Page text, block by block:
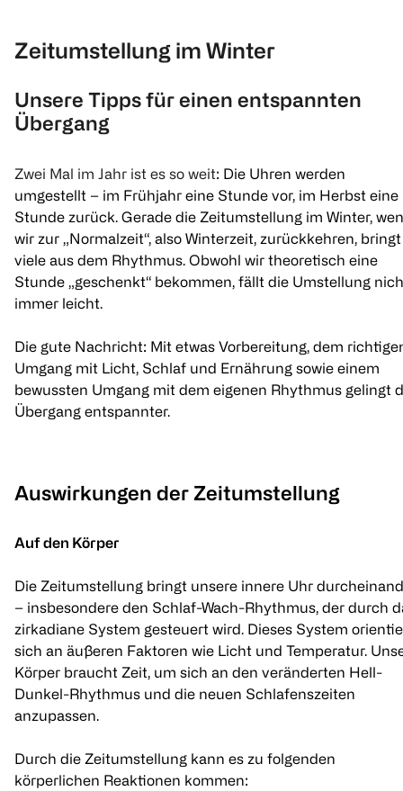
Zeitumstellung im Winter
Unsere Tipps für einen entspannten
Übergang
Zwei Mal im Jahr ist es so weit: Die Uhren werden
umgestellt – im Frühjahr eine Stunde vor, im Herbst eine
Stunde zurück. Gerade die Zeitumstellung im Winter,
wir zur „Normalzeit“, also Winterzeit, zurückkehren, bringt
viele aus dem Rhythmus. Obwohl wir theoretisch eine
Stunde „geschenkt“ bekommen, fällt die Umstellung
immer leicht.
Die gute Nachricht: Mit etwas Vorbereitung, dem
Umgang mit Licht, Schlaf und Ernährung sowie einem
bewussten Umgang mit dem eigenen Rhythmus gelingt
Übergang entspannter.
Auswirkungen der Zeitumstellung
Auf den Körper
Die Zeitumstellung bringt unsere innere Uhr
– insbesondere den Schlaf-Wach-Rhythmus, der durch
zirkadiane System gesteuert wird. Dieses System
sich an äußeren Faktoren wie Licht und Temperatur.
Körper braucht Zeit, um sich an den veränderten Hell-
Dunkel-Rhythmus und die neuen Schlafenszeiten
anzupassen.
Durch die Zeitumstellung kann es zu folgenden
körperlichen Reaktionen kommen: